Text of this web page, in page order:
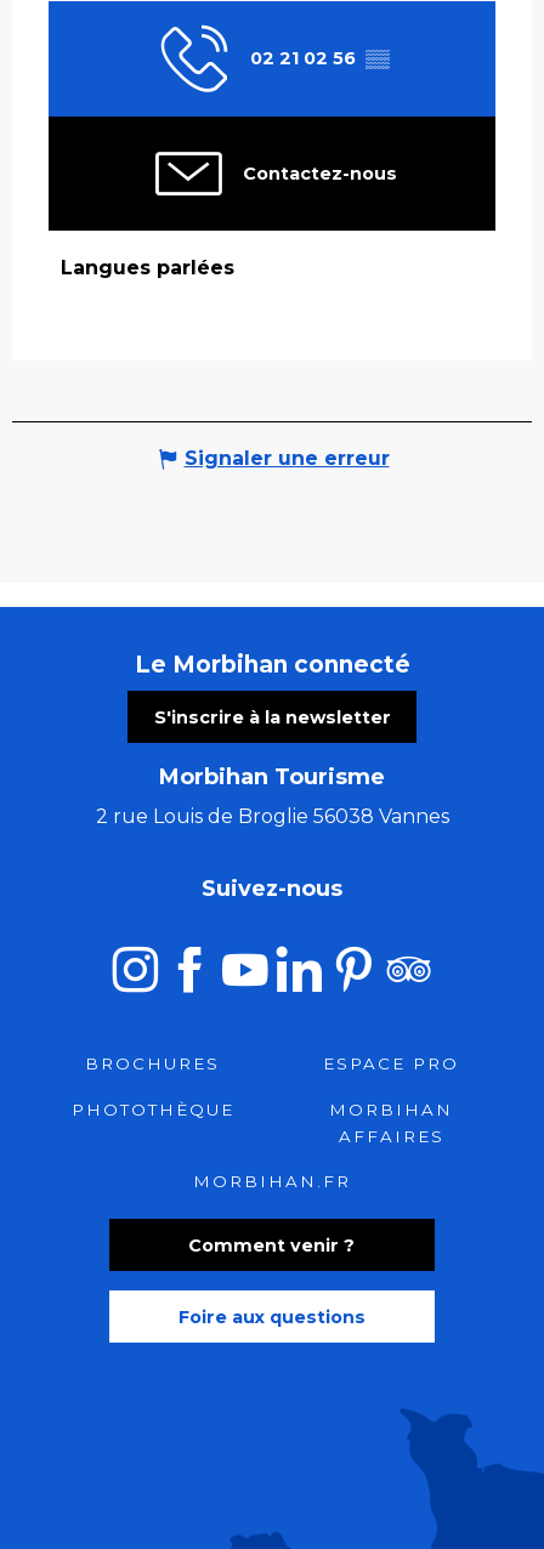
02 21 02 56 ▒▒
Contactez-nous
Langues parlées
Langues parlées
Signaler une erreur
Le Morbihan connecté
S'inscrire à la newsletter
Morbihan Tourisme
2 rue Louis de Broglie 56038 Vannes
Comment venir ?
Foire aux questions
Suivez-nous
BROCHURES ESPACE PRO
PHOTOTHÈQUE
MORBIHAN
AFFAIRES
MORBIHAN.FR